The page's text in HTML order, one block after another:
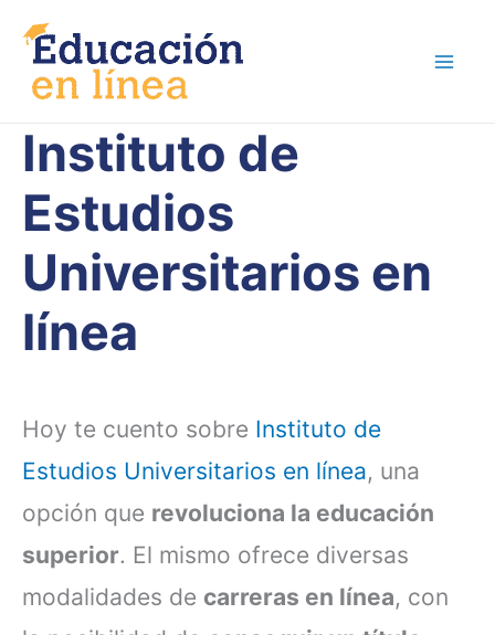
contenido
Instituto de
Estudios
Universitarios en
línea
Hoy te cuento sobre Instituto de
Estudios Universitarios en línea, una
opción que revoluciona la educación
superior. El mismo ofrece diversas
modalidades de carreras en línea, con